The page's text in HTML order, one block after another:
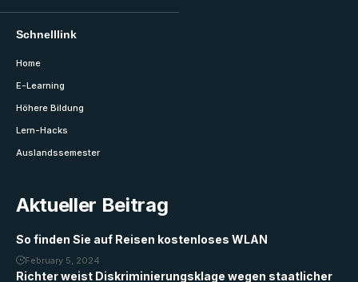
Schnelllink
Home
E-Learning
Höhere Bildung
Lern-Hacks
Auslandssemester
Aktueller Beitrag
So finden Sie auf Reisen kostenloses WLAN
February 5, 2024
Richter weist Diskriminierungsklage wegen staatlicher